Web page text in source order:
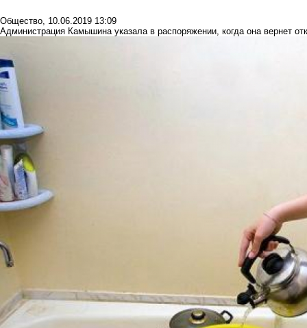
Общество, 10.06.2019 13:09
Администрация Камышина указала в распоряжении, когда она вернет